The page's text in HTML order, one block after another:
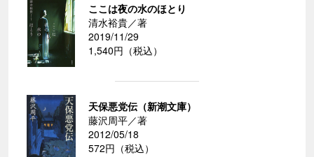
ここは夜の水のほとり
清水裕貴／著
2019/11/29
1,540円（税込）
天保悪党伝（新潮文庫）
藤沢周平／著
2012/05/18
572円（税込）